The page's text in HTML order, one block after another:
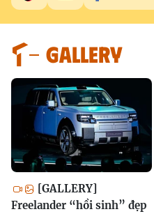
GALLERY
[GALLERY]
Freelander “hồi sinh” đẹp